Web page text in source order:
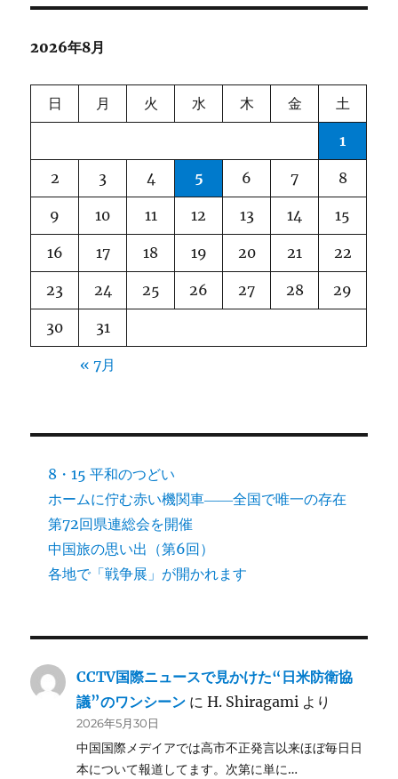
ゲ
ー
シ
ョ
ン
2026年8月
日 月 火 水 木 金 土
1
2 3 4 5 6 7 8
9 10 11 12 13 14 15
16 17 18 19 20 21 22
23 24 25 26 27 28 29
30 31
« 7月
8・15 平和のつどい
ホームに佇む赤い機関車――全国で唯一の存在
第72回県連総会を開催
中国旅の思い出（第6回）
各地で「戦争展」が開かれます
CCTV国際ニュースで見かけた“日米防衛協
議”のワンシーン にH. Shiragami より
2026年5月30日
中国国際メデイアでは高市不正発言以来ほぼ毎日日
本について報道してます。次第に単に…